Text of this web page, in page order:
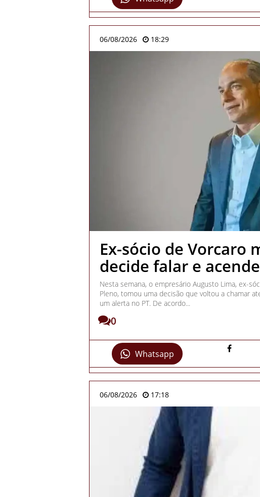
06/08/2026 18:29
Ex-sócio de Vorcaro
decide falar e
Nesta semana, o empresário Augusto Lima, ex-
Pleno, tomou uma decisão que voltou a chamar
um alerta no PT. De acordo...
0
Whatsapp
06/08/2026 17:18